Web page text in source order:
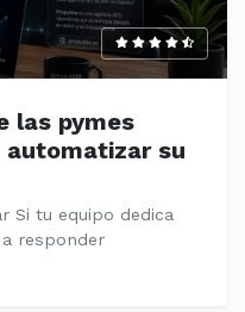
las pymes
automatizar su
Si tu equipo dedica
responder